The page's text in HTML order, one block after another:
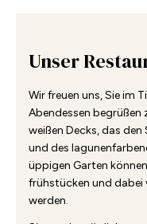
Unser
Wir freuen uns, Sie im
Abendessen begrüßen
weißen Decks, das
und des
üppigen Garten
frühstücken und dabei
werden.